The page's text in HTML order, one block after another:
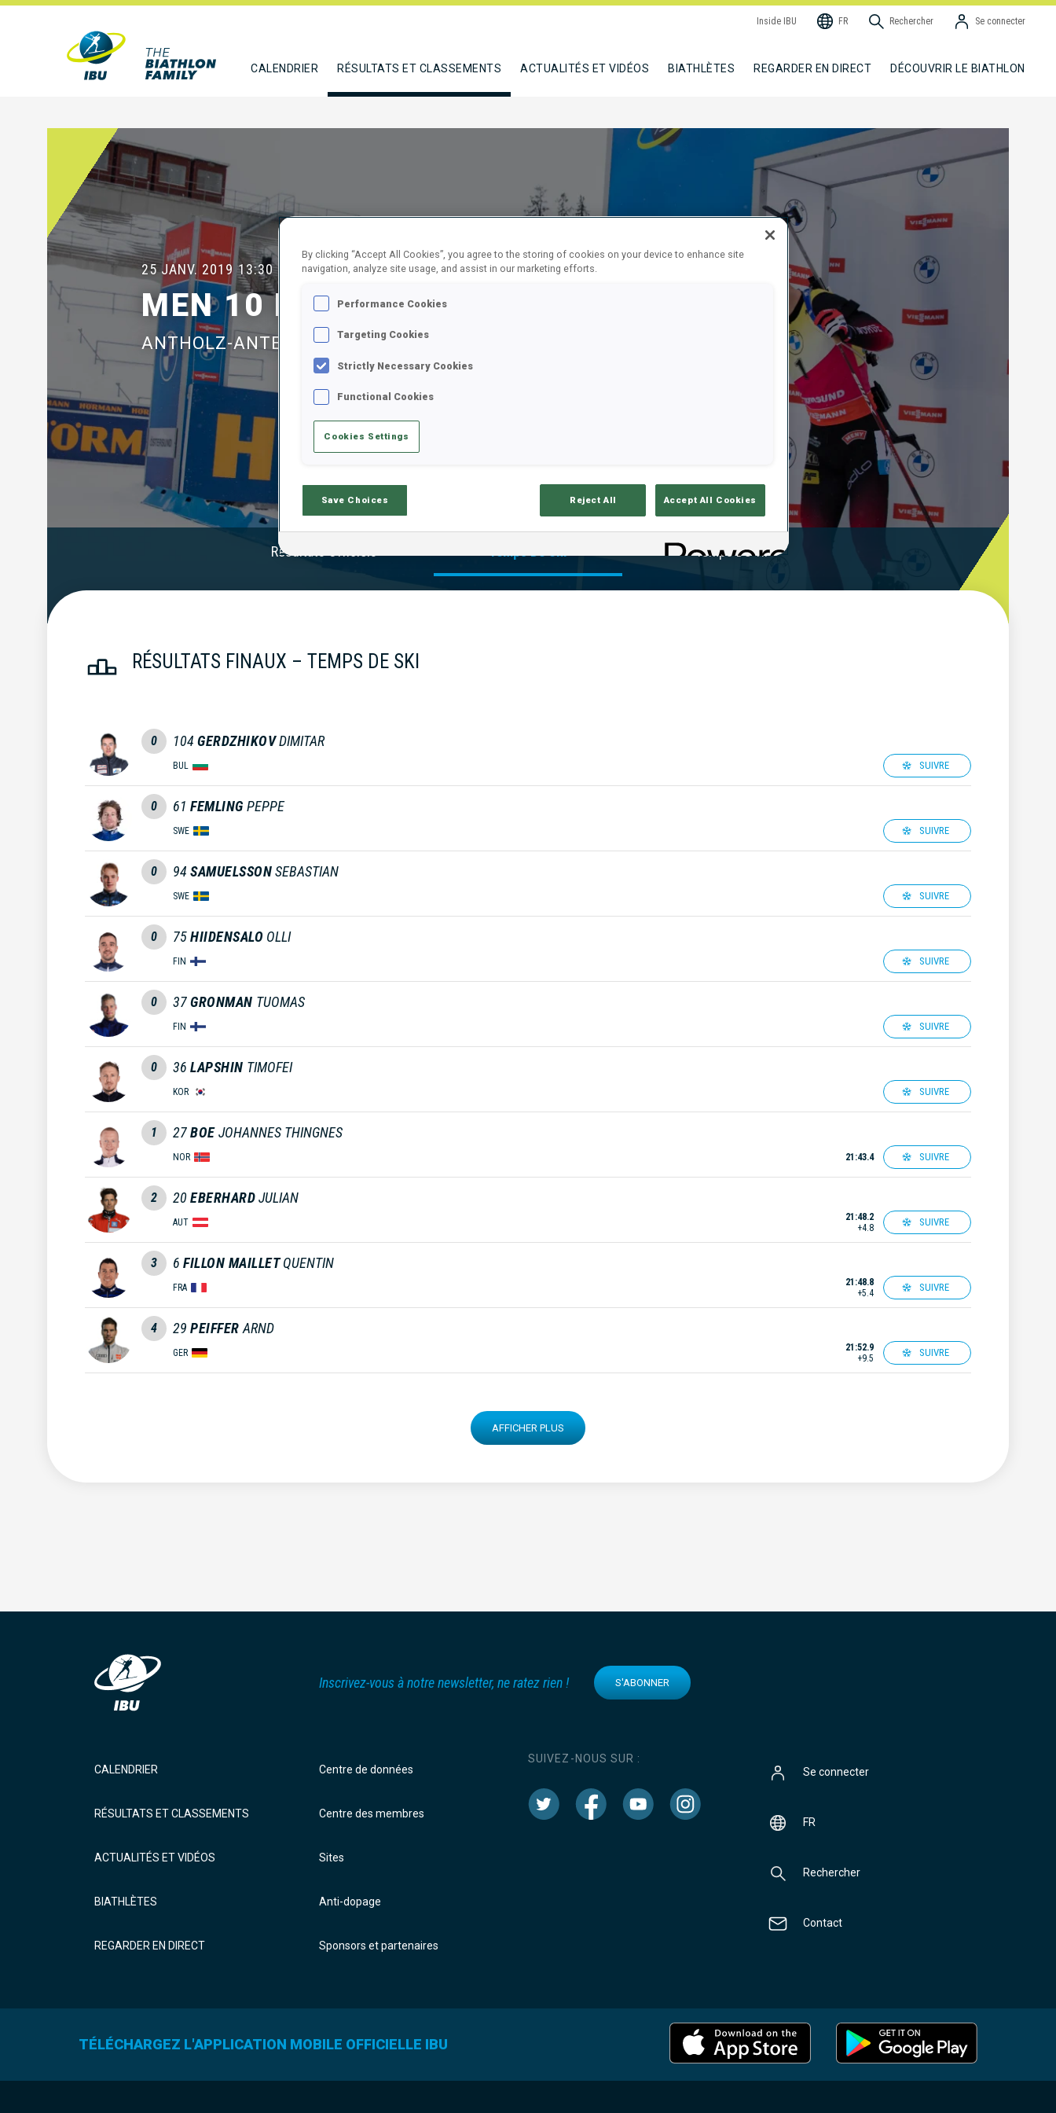
Inside IBU FR Rechercher Se connecter
CALENDRIER RÉSULTATS ET CLASSEMENTS ACTUALITÉS ET VIDÉOS BIATHLÈTES REGARDER EN DIRECT DÉCOUVRIR LE BIATHLON
25 JANV. 2019 13:30
MEN 10 KM SPRINT
ANTHOLZ-ANTERSELVA
Résultats Officiels Temps De Tir
RÉSULTATS FINAUX – TEMPS DE SKI
0 104 GERDZHIKOVDIMITAR
BUL SUIVRE
0 61 FEMLING PEPPE
SWE SUIVRE
0 94 SAMUELSSONSEBASTIAN
SWE SUIVRE
0 75HIIDENSALO OLLI
FIN SUIVRE
0 37GRONMAN TUOMAS
FIN SUIVRE
0 36 LAPSHIN TIMOFEI
KOR SUIVRE
1 27BOE JOHANNES THINGNES
NOR 21:43.4 SUIVRE
2 20 EBERHARDJULIAN
AUT
21:48.2
+4.8
SUIVRE
3 6 FILLON MAILLET QUENTIN
FRA
21:48.8
+5.4
SUIVRE
4 29 PEIFFER ARND
GER
21:52.9
+9.5
SUIVRE
AFFICHER PLUS
Inscrivez-vous à notre newsletter, ne ratez rien ! S'ABONNER
CALENDRIER
RÉSULTATS ET CLASSEMENTS
ACTUALITÉS ET VIDÉOS
BIATHLÈTES
REGARDER EN DIRECT
Centre de données
Centre des membres
Sites
Anti-dopage
Sponsors et partenaires
SUIVEZ-NOUS SUR :
Se connecter
FR
Rechercher
Contact
TÉLÉCHARGEZ L'APPLICATION MOBILE OFFICIELLE IBU
By clicking “Accept All Cookies”, you agree to the storing of cookies on your device to enhance site
navigation, analyze site usage, and assist in our marketing efforts.
Performance Cookies
Targeting Cookies
Strictly Necessary Cookies
Functional Cookies
Cookies Settings
Save Choices Reject All Accept All Cookies